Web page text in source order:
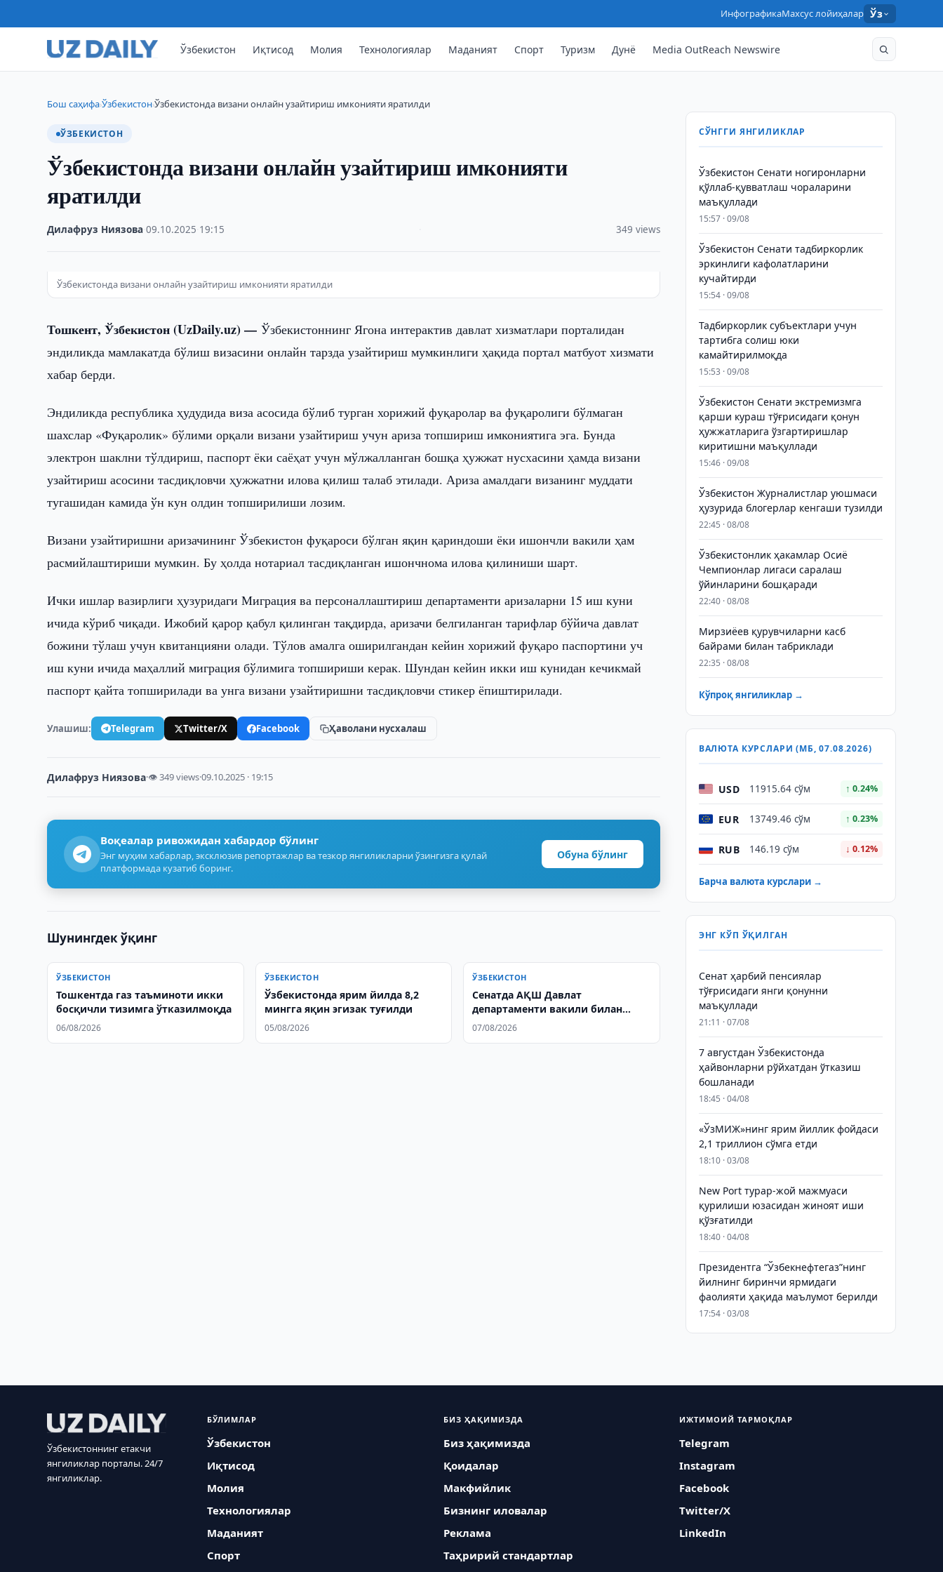
ИнфографикаМахсус лойиҳалар Ўз
Ўзбекистон Иқтисод Молия Технологиялар Маданият Спорт Туризм Дунё Media OutReach Newswire
Бош саҳифа›Ўзбекистон›Ўзбекистонда визани онлайн узайтириш имконияти яратилди
ЎЗБЕКИСТОН
Ўзбекистонда визани онлайн узайтириш имконияти
яратилди
Дилафруз Ниязова ·09.10.2025 19:15 349 views
Ўзбекистонда визани онлайн узайтириш имконияти яратилди
Тошкент, Ўзбекистон (UzDaily.uz) —Ўзбекистоннинг Ягона интерактив давлат хизматлари порталидан
эндиликда мамлакатда бўлиш визасини онлайн тарзда узайтириш мумкинлиги ҳақида портал матбуот хизмати
хабар берди.
Эндиликда республика ҳудудида виза асосида бўлиб турган хорижий фуқаролар ва фуқаролиги бўлмаган
шахслар «Фуқаролик» бўлими орқали визани узайтириш учун ариза топшириш имкониятига эга. Бунда
электрон шаклни тўлдириш, паспорт ёки саёҳат учун мўлжалланган бошқа ҳужжат нусхасини ҳамда визани
узайтириш асосини тасдиқловчи ҳужжатни илова қилиш талаб этилади. Ариза амалдаги визанинг муддати
тугашидан камида ўн кун олдин топширилиши лозим.
Визани узайтиришни аризачининг Ўзбекистон фуқароси бўлган яқин қариндоши ёки ишончли вакили ҳам
расмийлаштириши мумкин. Бу ҳолда нотариал тасдиқланган ишончнома илова қилиниши шарт.
Ички ишлар вазирлиги ҳузуридаги Миграция ва персоналлаштириш департаменти аризаларни 15 иш куни
ичида кўриб чиқади. Ижобий қарор қабул қилинган тақдирда, аризачи белгиланган тарифлар бўйича давлат
божини тўлаш учун квитанцияни олади. Тўлов амалга оширилгандан кейин хорижий фуқаро паспортини уч
иш куни ичида маҳаллий миграция бўлимига топшириши керак. Шундан кейин икки иш кунидан кечикмай
паспорт қайта топширилади ва унга визани узайтиришни тасдиқловчи стикер ёпиштирилади.
Улашиш: Telegram Twitter/X Facebook Ҳаволани нусхалаш
Дилафруз Ниязова·👁 349 views·09.10.2025 · 19:15
Воқеалар ривожидан хабардор бўлинг
Энг муҳим хабарлар, эксклюзив репортажлар ва тезкор янгиликларни ўзингизга қулай
платформада кузатиб боринг.
Обуна бўлинг
Шунингдек ўқинг
ЎЗБЕКИСТОН
Тошкентда газ таъминоти икки
босқичли тизимга ўтказилмоқда
06/08/2026
ЎЗБЕКИСТОН
Ўзбекистонда ярим йилда 8,2
мингга яқин эгизак туғилди
05/08/2026
ЎЗБЕКИСТОН
Сенатда АҚШ Давлат
департаменти вакили билан
учрашув бўлиб ўтди
07/08/2026
СЎНГГИ ЯНГИЛИКЛАР
Ўзбекистон Сенати ногиронларни
қўллаб-қувватлаш чораларини
маъқуллади
15:57 · 09/08
Ўзбекистон Сенати тадбиркорлик
эркинлиги кафолатларини
кучайтирди
15:54 · 09/08
Тадбиркорлик субъектлари учун
тартибга солиш юки
камайтирилмоқда
15:53 · 09/08
Ўзбекистон Сенати экстремизмга
қарши кураш тўғрисидаги қонун
ҳужжатларига ўзгартиришлар
киритишни маъқуллади
15:46 · 09/08
Ўзбекистон Журналистлар уюшмаси
ҳузурида блогерлар кенгаши тузилди
22:45 · 08/08
Ўзбекистонлик ҳакамлар Осиё
Чемпионлар лигаси саралаш
ўйинларини бошқаради
22:40 · 08/08
Мирзиёев қурувчиларни касб
байрами билан табриклади
22:35 · 08/08
Кўпроқ янгиликлар →
ВАЛЮТА КУРСЛАРИ (МБ, 07.08.2026)
USD 11915.64 сўм ↑ 0.24%
EUR 13749.46 сўм ↑ 0.23%
RUB 146.19 сўм ↓ 0.12%
Барча валюта курслари →
ЭНГ КЎП ЎҚИЛГАН
Сенат ҳарбий пенсиялар
тўғрисидаги янги қонунни
маъқуллади
21:11 · 07/08
7 августдан Ўзбекистонда
ҳайвонларни рўйхатдан ўтказиш
бошланади
18:45 · 04/08
«ЎзМИЖ»нинг ярим йиллик фойдаси
2,1 триллион сўмга етди
18:10 · 03/08
New Port турар-жой мажмуаси
қурилиши юзасидан жиноят иши
қўзғатилди
18:40 · 04/08
Президентга “Ўзбекнефтегаз”нинг
йилнинг биринчи ярмидаги
фаолияти ҳақида маълумот берилди
17:54 · 03/08
Ўзбекистоннинг етакчи
янгиликлар порталы. 24/7
янгиликлар.
БЎЛИМЛАР
Ўзбекистон
Иқтисод
Молия
Технологиялар
Маданият
Спорт
БИЗ ҲАҚИМИЗДА
Биз ҳақимизда
Қоидалар
Макфийлик
Бизнинг иловалар
Реклама
Таҳририй стандартлар
ИЖТИМОИЙ ТАРМОҚЛАР
Telegram
Instagram
Facebook
Twitter/X
LinkedIn